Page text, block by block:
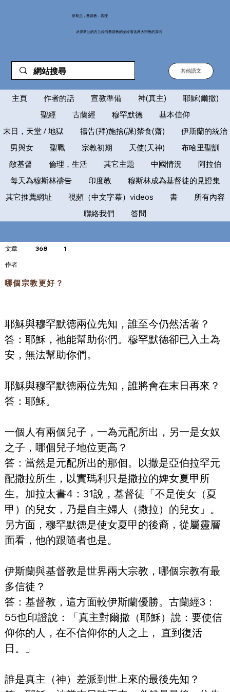
伊斯兰，基督教，真理
从伊斯兰的古兰经与基督教的圣经看这两大宗教的异同
其他語文
主頁 作者的話 宣教準備 神(真主)
耶穌(爾撒)
聖經
古蘭經 穆罕默德
基本信仰
末日，天堂 / 地獄
禱告(拜)施捨(課)禁食(齋)
伊斯蘭的統治
男與女
聖戰 宗教初期 天使(天神)
布哈里聖訓
敵基督
倫理，生活 其它主題 中國情況
阿拉伯
每天為穆斯林禱告
印度教
穆斯林成為基督徒的見證集
其它推薦網址
視頻（中文字幕）videos 書
所有內容
聯絡我們
答問
文章 368 1
​作者
哪個宗教更好？
耶穌與穆罕默德兩位先知，誰至今仍然活著？
答：耶穌，祂能幫助你們。穆罕默德卻已入土為
安，無法幫助你們。
耶穌與穆罕默德兩位先知，誰將會在末日再來？
答：耶穌。
一個人有兩個兒子，一為元配所出，另一是女奴
之子，哪個兒子地位更高？
答：當然是元配所出的那個。以撒是亞伯拉罕元
配撒拉所生，以實瑪利只是撒拉的婢女夏甲所
生。加拉太書4：31說，基督徒「不是使女（夏
甲）的兒女，乃是自主婦人（撒拉）的兒女」。
另方面，穆罕默德是使女夏甲的後裔，從屬靈層
面看，他的跟隨者也是。
伊斯蘭與基督教是世界兩大宗教，哪個宗教有最
多信徒？
答：基督教，這方面較伊斯蘭優勝。古蘭經3：
55也印證說：「真主對爾撒（耶穌）說：要使信
仰你的人，在不信仰你的人之上， 直到復活
日。」
誰是真主（神）差派到世上來的最後先知？